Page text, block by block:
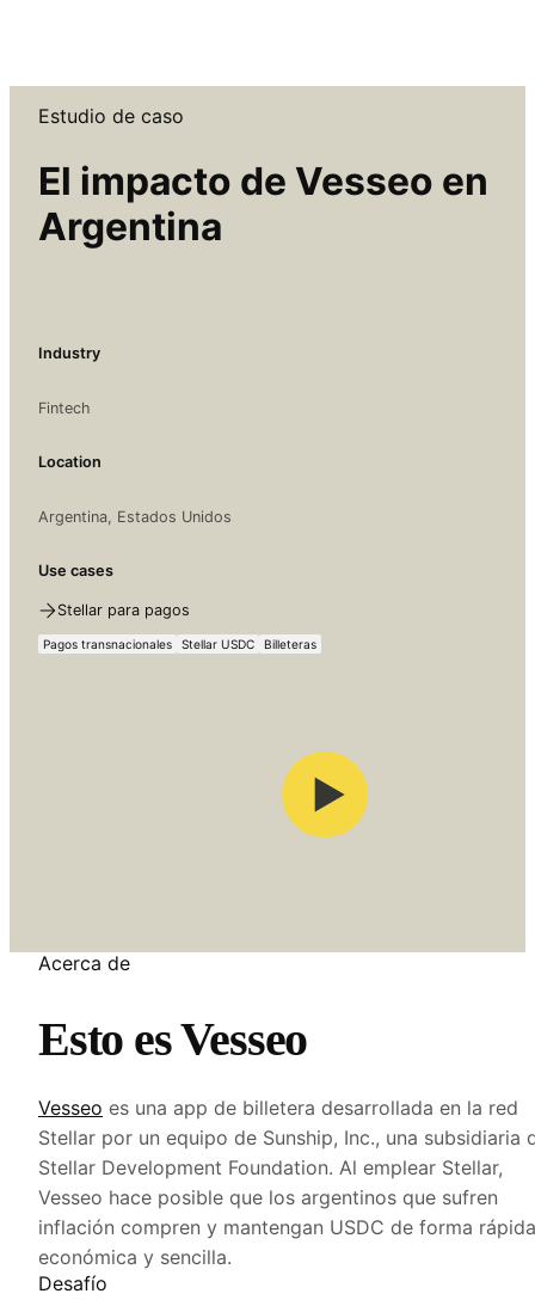
Estudio de caso
El impacto de Vesseo en
Argentina
Industry
Fintech
Location
Argentina, Estados Unidos
Use cases
Stellar para pagos
Pagos transnacionales Stellar USDC Billeteras
Acerca de
Esto es Vesseo
Vesseo es una app de billetera desarrollada en la red
Stellar por un equipo de Sunship, Inc., una subsidiaria
Stellar Development Foundation. Al emplear Stellar,
Vesseo hace posible que los argentinos que sufren
inflación compren y mantengan USDC de forma
económica y sencilla.
Desafío